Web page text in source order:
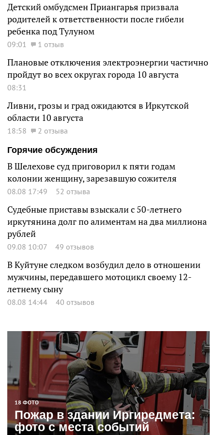
Детский омбудсмен Приангарья призвала
родителей к ответственности после гибели
ребенка под Тулуном
09:01 1 отзыв
Плановые отключения электроэнергии частично
пройдут во всех округах города 10 августа
08:31
Ливни, грозы и град ожидаются в Иркутской
области 10 августа
18:58
2 отзыва
Горячие обсуждения
В Шелехове суд приговорил к пяти годам
колонии женщину, зарезавшую сожителя
08.08 17:49 52 отзыва
Судебные приставы взыскали с 50-летнего
иркутянина долг по алиментам на два миллиона
рублей
09.08 10:07 49 отзывов
В Куйтуне следком возбудил дело в отношении
мужчины, передавшего мотоцикл своему 12-
летнему сыну
08.08 14:44 40 отзывов
18 ФОТО
Пожар в здании Иргиредмета:
фото с места событий